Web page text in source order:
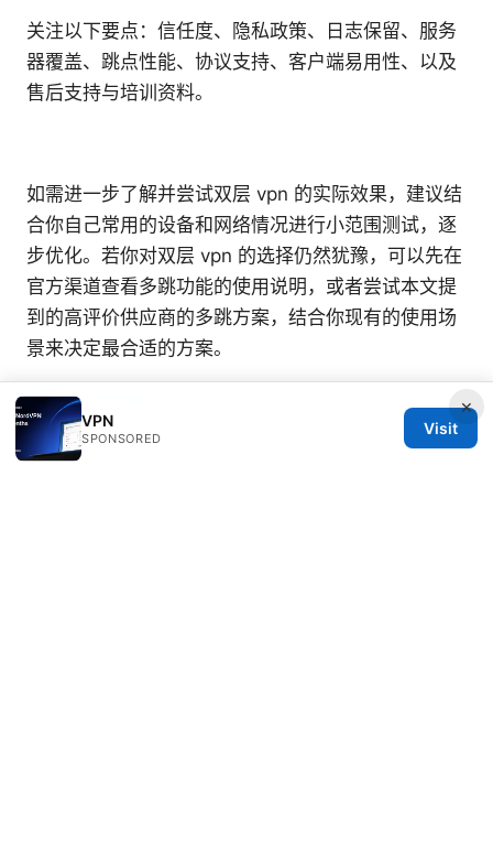
关注以下要点：信任度、隐私政策、日志保留、服务
器覆盖、跳点性能、协议支持、客户端易用性、以及
售后支持与培训资料。
如需进一步了解并尝试双层 vpn 的实际效果，建议结
合你自己常用的设备和网络情况进行小范围测试，逐
步优化。若你对双层 vpn 的选择仍然犹豫，可以先在
官方渠道查看多跳功能的使用说明，或者尝试本文提
到的高评价供应商的多跳方案，结合你现有的使用场
景来决定最合适的方案。
世界 十 大 vpn ×
VPN
SPONSORED
Visit